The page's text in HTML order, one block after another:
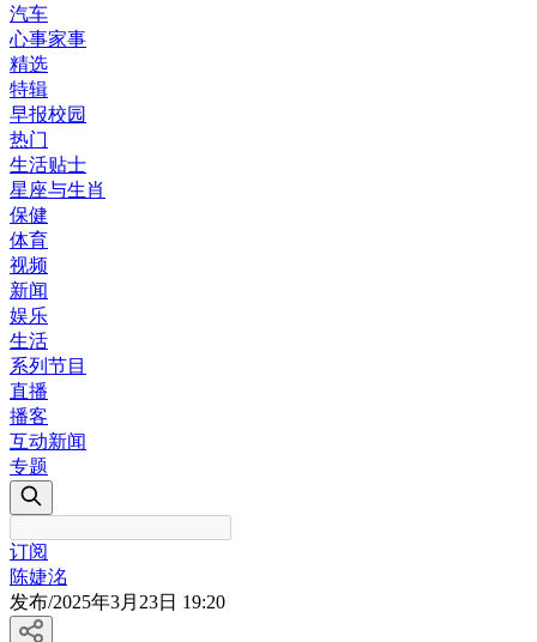
汽车
心事家事
精选
特辑
早报校园
热门
生活贴士
星座与生肖
保健
体育
视频
新闻
娱乐
生活
系列节目
直播
播客
互动新闻
专题
订阅
陈婕洺
发布/2025年3月23日 19:20